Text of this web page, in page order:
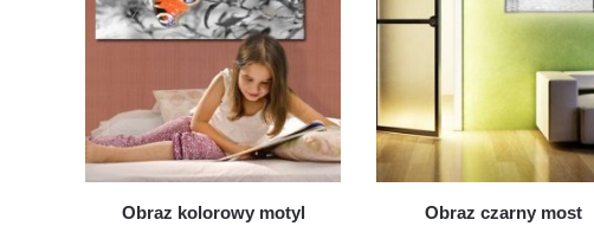
Obraz kolorowy motyl Obraz czarny most